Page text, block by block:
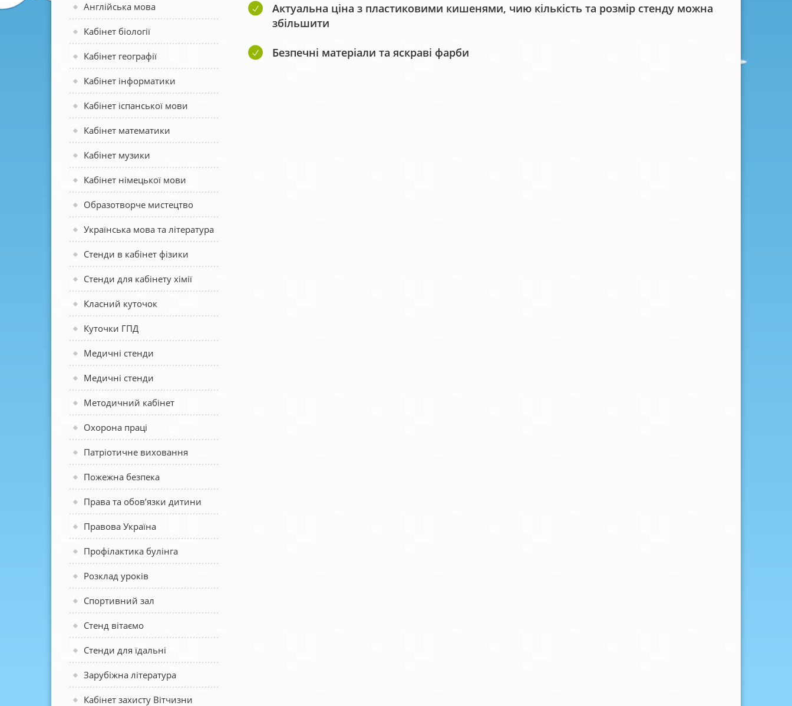
Англійська мова
Кабінет біології
Кабінет географії
Кабінет інформатики
Кабінет іспанської мови
Кабінет математики
Кабінет музики
Кабінет німецької мови
Образотворче мистецтво
Українська мова та література
Стенди в кабінет фізики
Стенди для кабінету хімії
Класний куточок
Куточки ГПД
Медичні стенди
Медичні стенди
Методичний кабінет
Охорона праці
Патріотичне виховання
Пожежна безпека
Права та обов’язки дитини
Правова Україна
Профілактика булінга
Розклад уроків
Спортивний зал
Стенд вітаємо
Стенди для їдальні
Зарубіжна література
Кабінет захисту Вітчизни
Актуальна ціна з пластиковими кишенями, чию кількість та розмір стенду можна
збільшити
Безпечні матеріали та яскраві фарби